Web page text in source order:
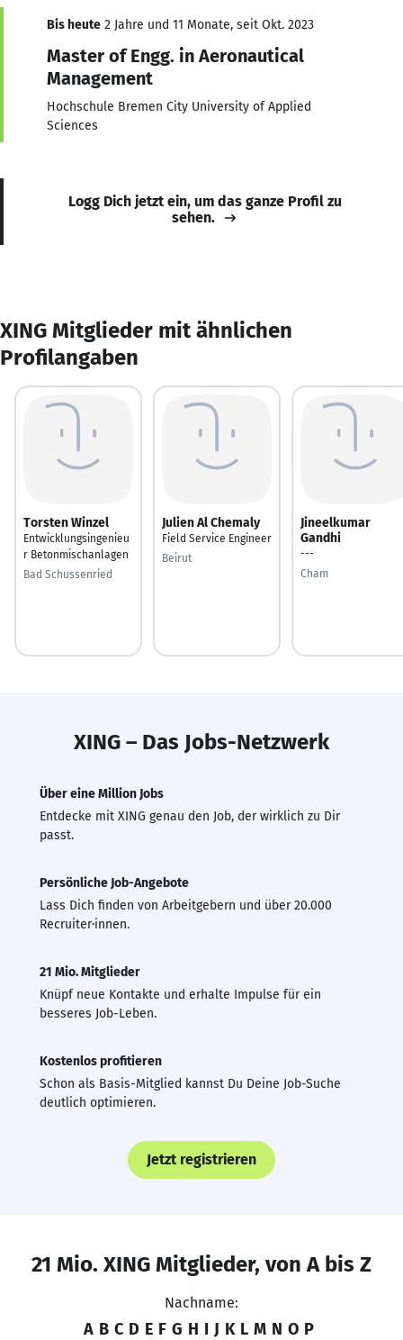
Bis heute 2 Jahre und 11 Monate, seit Okt. 2023
Master of Engg. in Aeronautical
Management
Hochschule Bremen City University of Applied
Sciences
Logg Dich jetzt ein, um das ganze Profil zu
sehen.
XING Mitglieder mit ähnlichen
Profilangaben
Torsten Winzel
Entwicklungsingenieu
r Betonmischanlagen
Bad Schussenried
Julien Al Chemaly
Field Service Engineer
Beirut
Jineelkumar
Gandhi
---
Cham
XING – Das Jobs-Netzwerk
Über eine Million Jobs
Entdecke mit XING genau den Job, der wirklich zu Dir
passt.
Persönliche Job-Angebote
Lass Dich finden von Arbeitgebern und über 20.000
Recruiter·innen.
21 Mio. Mitglieder
Knüpf neue Kontakte und erhalte Impulse für ein
besseres Job-Leben.
Kostenlos profitieren
Schon als Basis-Mitglied kannst Du Deine Job-Suche
deutlich optimieren.
Jetzt registrieren
21 Mio. XING Mitglieder, von A bis Z
Nachname:
A B C D E F G H I J K L M N O P